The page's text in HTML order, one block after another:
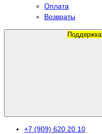
Оплата
Возвраты
Поддержка
+7 (909) 620 20 10